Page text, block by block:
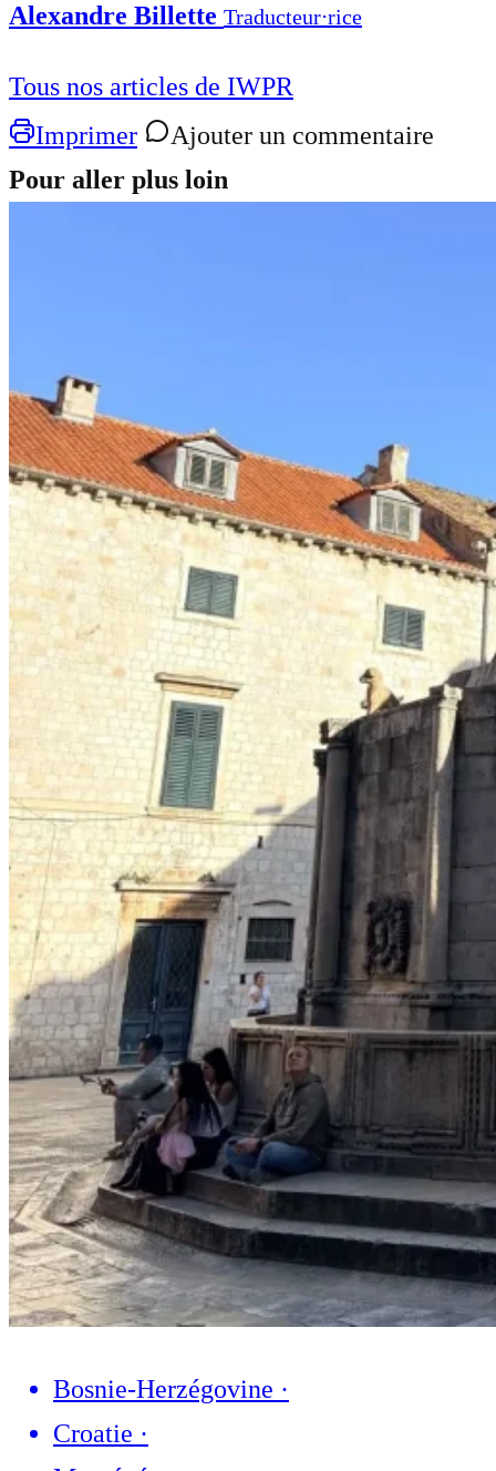
Alexandre Billette Traducteur⋅rice
Tous nos articles de IWPR
Imprimer
Ajouter un commentaire
Pour aller plus loin
Bosnie-Herzégovine ·
Croatie ·